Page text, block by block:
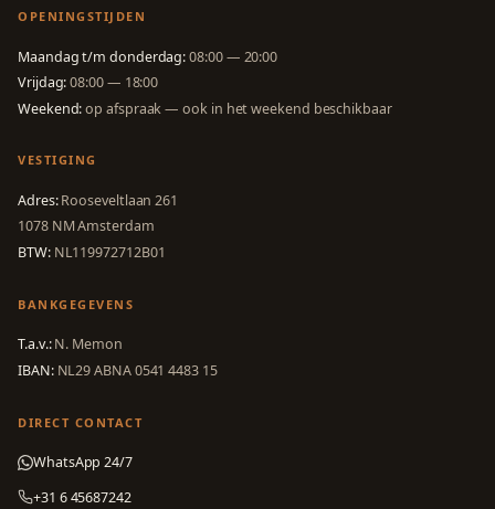
OPENINGSTIJDEN
Maandag t/m donderdag:08:00 — 20:00
Vrijdag:08:00 — 18:00
Weekend:op afspraak — ook in het weekend beschikbaar
VESTIGING
Adres:Rooseveltlaan 261
1078 NM Amsterdam
BTW:NL119972712B01
BANKGEGEVENS
T.a.v.:N. Memon
IBAN:NL29 ABNA 0541 4483 15
DIRECT CONTACT
WhatsApp 24/7
+31 6 45687242